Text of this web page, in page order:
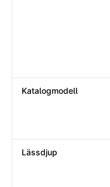
Katalogmodell
Lässdjup